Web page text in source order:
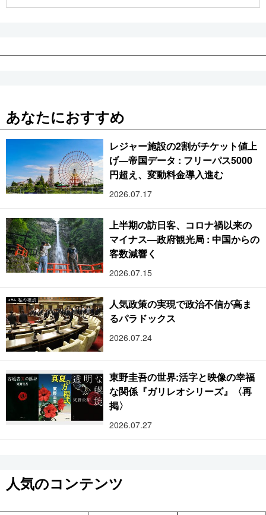
あなたにおすすめ
レジャー施設の2割がチケット値上
げ―帝国データ : フリーパス5000
円超え、変動料金導入進む
2026.07.17
上半期の訪日客、コロナ禍以来の
マイナス―政府観光局 : 中国からの
客数減響く
2026.07.15
人気政策の実現で政治不信が高ま
るパラドックス
2026.07.24
東野圭吾の世界:活字と映像の幸福
な関係『ガリレオシリーズ』〈再
掲〉
2026.07.27
人気のコンテンツ